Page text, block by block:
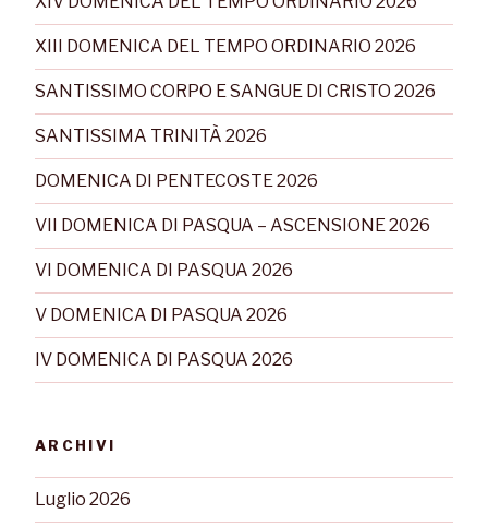
XIII DOMENICA DEL TEMPO ORDINARIO 2026
SANTISSIMO CORPO E SANGUE DI CRISTO 2026
SANTISSIMA TRINITÀ 2026
DOMENICA DI PENTECOSTE 2026
VII DOMENICA DI PASQUA – ASCENSIONE 2026
VI DOMENICA DI PASQUA 2026
V DOMENICA DI PASQUA 2026
IV DOMENICA DI PASQUA 2026
ARCHIVI
Luglio 2026